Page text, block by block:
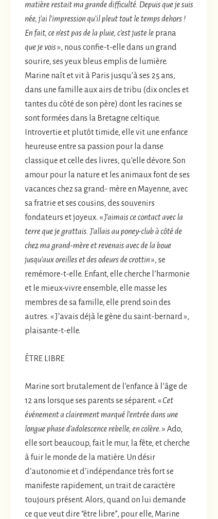
matière restait ma grande difficulté. Depuis que je suis
née, j’ai l’impression qu’il pleut tout le temps dehors !
En fait, ce n’est pas de la pluie, c’est juste le prana
que je vois», nous confie-t-elle dans un grand
sourire, ses yeux bleus emplis de lumière.
Marine naît et vit à Paris jusqu’à ses 25 ans,
dans une famille aux airs de tribu (dix oncles et
tantes du côté de son père) dont les racines se
sont formées dans la Bretagne celtique.
Introvertie et plutôt timide, elle vit une enfance
heureuse entre sa passion pour la danse
classique et celle des livres, qu’elle dévore. Son
amour pour la nature et les animaux font de ses
vacances chez sa grand- mère en Mayenne, avec
sa fratrie et ses cousins, des souvenirs
fondateurs et joyeux. «J’aimais ce contact avec la
terre que je grattais. J’allais au poney-club à côté de
chez ma grand-mère et revenais avec de la boue
jusqu’aux oreilles et des odeurs de crottin», se
remémore-t-elle. Enfant, elle cherche l’harmonie
et le mieux-vivre ensemble, elle masse les
membres de sa famille, elle prend soin des
autres. « J’avais déjà le gène du saint-bernard »,
plaisante-t-elle.
ÊTRE LIBRE
Marine sort brutalement de l’enfance à l’âge de
12 ans lorsque ses parents se séparent. «Cet
événement a clairement marqué l’entrée dans une
longue phase d’adolescence rebelle, en colère. » Ado,
elle sort beaucoup, fait le mur, la fête, et cherche
à fuir le monde de la matière. Un désir
d’autonomie et d’indépendance très fort se
manifeste rapidement, un trait de caractère
toujours présent. Alors, quand on lui demande
ce que veut dire “être libre”, pour elle, Marine